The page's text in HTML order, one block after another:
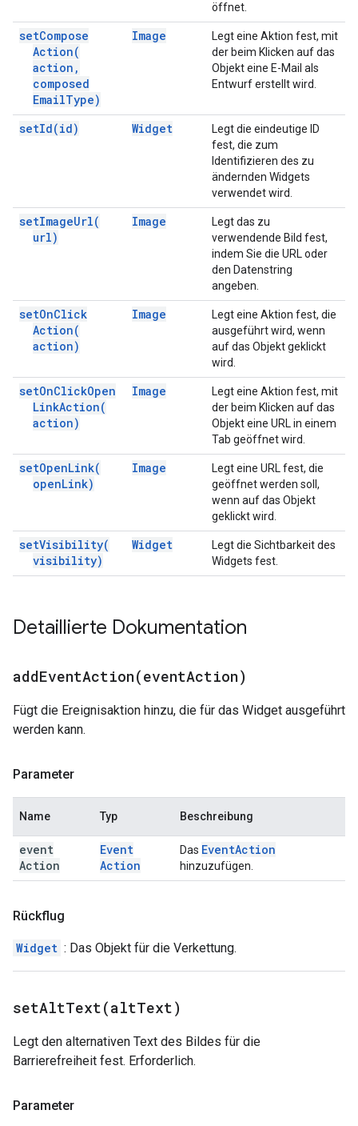
öffnet.
setCompose
Action(
action ,
composed
EmailType)
Image
Legt eine Aktion fest, mit
der beim Klicken auf das
Objekt eine E-Mail als
Entwurf erstellt wird.
setId(id) Widget
Legt die eindeutige ID
fest, die zum
Identifizieren des zu
ändernden Widgets
verwendet wird.
setImageUrl(
url)
Image
Legt das zu
verwendende Bild fest,
indem Sie die URL oder
den Datenstring
angeben.
setOnClick
Action(
action)
Image
Legt eine Aktion fest, die
ausgeführt wird, wenn
auf das Objekt geklickt
wird.
setOnClickOpen
LinkAction(
action)
Image
Legt eine Aktion fest, mit
der beim Klicken auf das
Objekt eine URL in einem
Tab geöffnet wird.
setOpenLink(
openLink)
Image
Legt eine URL fest, die
geöffnet werden soll,
wenn auf das Objekt
geklickt wird.
setVisibility(
visibility)
Widget
Legt die Sichtbarkeit des
Widgets fest.
Detaillierte Dokumentation
addEventAction(eventAction)
Fügt die Ereignisaktion hinzu, die für das Widget ausgeführt
werden kann.
Parameter
Name Typ Beschreibung
event
Action
Event
Action
Das EventAction
hinzuzufügen.
Rückflug
Widget : Das Objekt für die Verkettung.
setAltText(altText)
Legt den alternativen Text des Bildes für die
Barrierefreiheit fest. Erforderlich.
Parameter